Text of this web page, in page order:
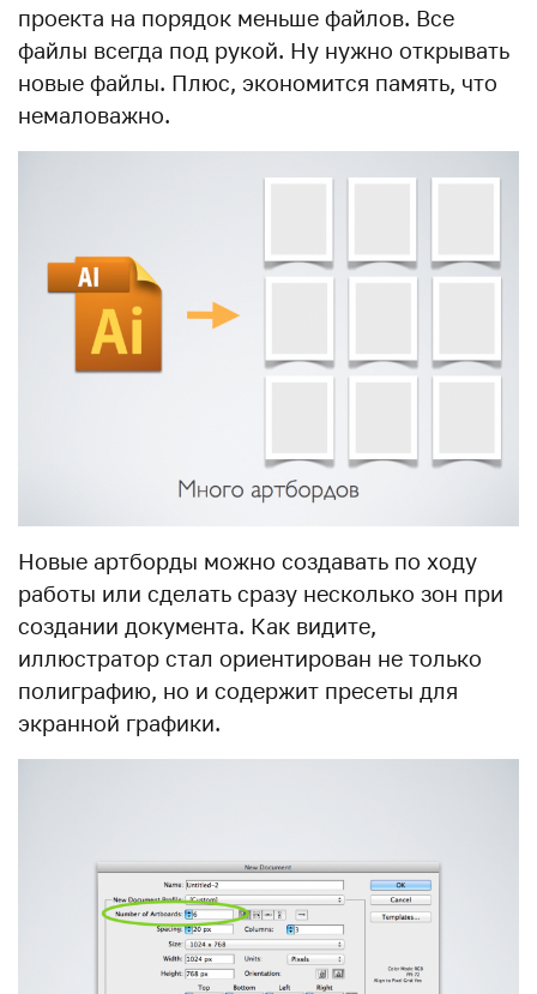
проекта на порядок меньше файлов. Все
файлы всегда под рукой. Ну нужно открывать
новые файлы. Плюс, экономится память, что
немаловажно.
Новые артборды можно создавать по ходу
работы или сделать сразу несколько зон при
создании документа. Как видите,
иллюстратор стал ориентирован не только
полиграфию, но и содержит пресеты для
экранной графики.